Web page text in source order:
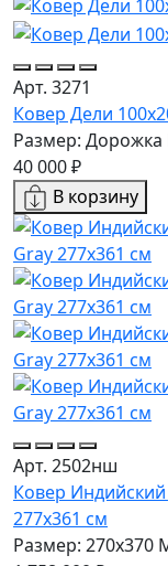
Арт. 3271
Ковер Дели
Размер: Дорожка
40 000 ₽
В корзину
Арт. 2502нш
Ковер
277x361 см
Размер: 270x370